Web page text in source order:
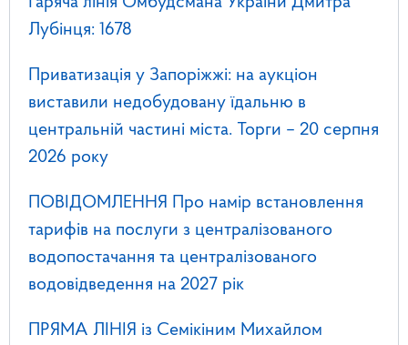
Лубінця: 1678
Приватизація у Запоріжжі: на аукціон
виставили недобудовану їдальню в
центральній частині міста. Торги – 20 серпня
2026 року
ПОВІДОМЛЕННЯ Про намір встановлення
тарифів на послуги з централізованого
водопостачання та централізованого
водовідведення на 2027 рік
ПРЯМА ЛІНІЯ із Семікіним Михайлом